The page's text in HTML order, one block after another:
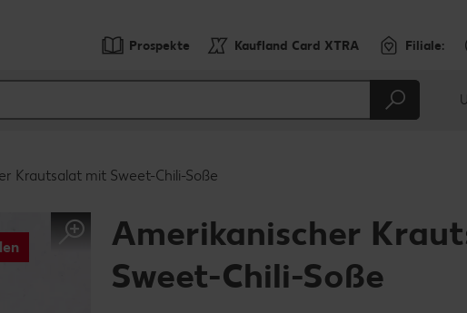
Prospekte Kaufland Card XTRA Filiale:
Krautsalat mit Sweet-Chili-Soße
Amerikanischer
Sweet-Chili-Soße